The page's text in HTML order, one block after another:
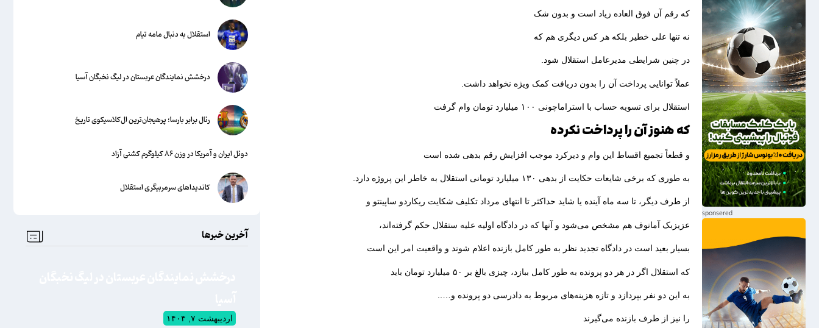
که رقم آن فوق العاده زیاد است و بدون شک
نه تنها علی خطیر بلکه هر کس دیگری هم که
در چنین شرایطی مدیرعامل استقلال شود.
عملاً توانایی پرداخت آن را بدون دریافت کمک ویژه نخواهد داشت.
استقلال برای تسویه حساب با استراماچونی ۱۰۰ میلیارد تومان وام گرفت
که هنوز آن را پرداخت نکرده
و قطعاً تجمیع اقساط این وام و دیرکرد موجب افزایش رقم بدهی شده است
به طوری که برخی شایعات حکایت از بدهی ۱۳۰ میلیارد تومانی استقلال به خاطر این پروژه دارد.
از طرف دیگر، تا سه ماه آینده یا شاید حداکثر تا انتهای مرداد تکلیف شکایت ریکاردو ساپینتو و
عزیزبک آمانوف هم مشخص می‌شود و آنها که در دادگاه اولیه علیه ستقلال حکم گرفته‌اند،
بسیار بعید است در دادگاه تجدید نظر به طور کامل بازنده اعلام شوند و واقعیت امر این است
که استقلال اگر در هر دو پرونده به طور کامل ببازد، چیزی بالغ بر ۵۰ میلیارد تومان باید
به این دو نفر بپردازد و تازه هزینه‌های مربوط به دادرسی دو پرونده و…..
را نیز از طرف بازنده می‌گیرند
استقلال به دنبال مامه تیام
درخشش نمایندگان عربستان در لیگ نخبگان آسیا
رئال برابر بارسا؛ پرهیجان‌‌ترین ال‌کلاسیکوی تاریخ
دوئل ایران و آمریکا در وزن ۸۶ کیلوگرم کشتی آزاد
کاندیداهای سرمربیگری استقلال
آخرین خبرها
اردیبهشت ۷, ۱۴۰۴